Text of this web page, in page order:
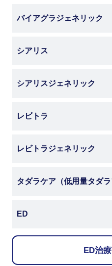
バイアグラジェネリック
シアリス
シアリスジェネリック
レビトラ
レビトラジェネリック
タダラケア（低用量タダラ
ED
ED治